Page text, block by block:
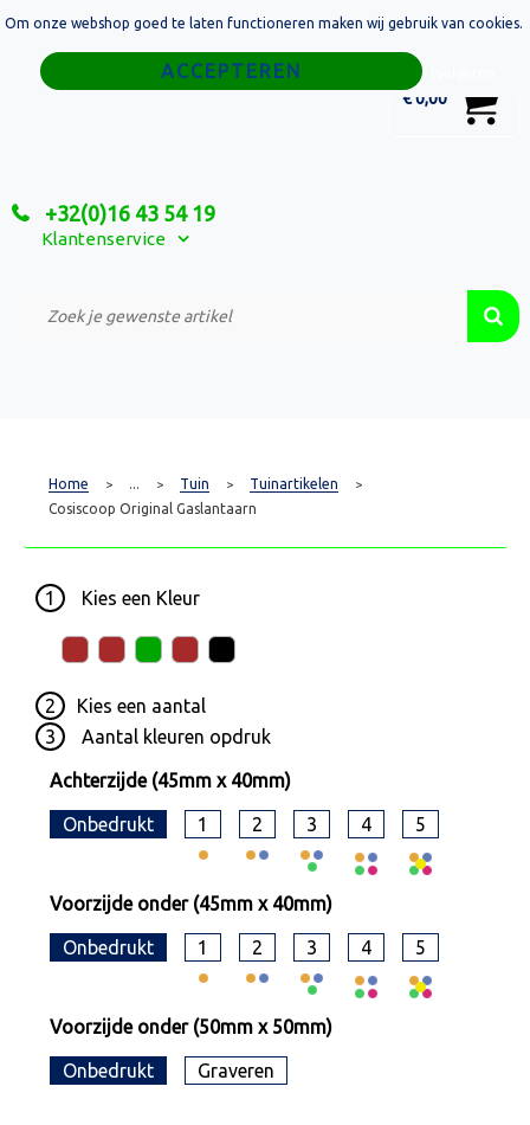
€ 0,00
+32(0)16 43 54 19
Klantenservice
Home
Relatiegeschenken
Custom Made Projecten
Home > ... > Tuin > Tuinartikelen >
Cosiscoop Original Gaslantaarn
1 Kies een Kleur
2 Kies een aantal
3
Aantal kleuren opdruk
Achterzijde (45mm x 40mm)
Onbedrukt 1 2 3 4 5
Voorzijde onder (45mm x 40mm)
Onbedrukt 1 2 3 4 5
Voorzijde onder (50mm x 50mm)
Onbedrukt Graveren
Om onze webshop goed te laten functioneren maken wij gebruik van cookies.